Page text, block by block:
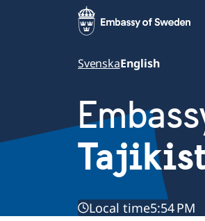
SvenskaEnglish
Local time5:54 PM